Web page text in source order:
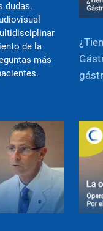
dudas.
de la
más